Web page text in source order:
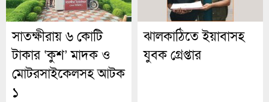
সাতক্ষীরায় ৬ কোটি
টাকার ‘কুশ’ মাদক ও
মোটরসাইকেলসহ আটক
১
ঝালকাঠিতে ইয়াবাসহ
যুবক গ্রেপ্তার